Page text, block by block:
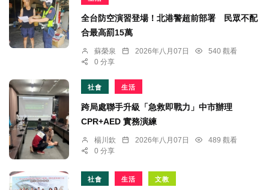
全台防空演習登場！北港警超前部署 民眾不配
合最高罰15萬
蘇榮泉 2026年八月07日
540 觀看
0 分享
社會 生活
跨局處聯手升級「急救即戰力」中市辦理
CPR+AED 實務演練
楊川欽 2026年八月07日
489 觀看
0 分享
社會 生活 文教